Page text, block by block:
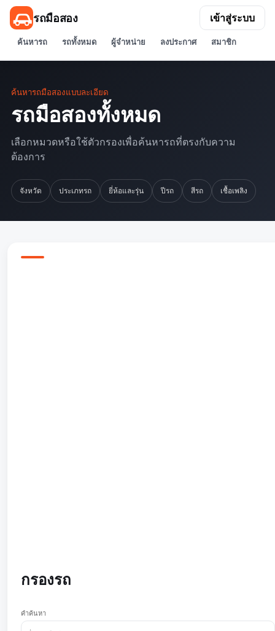
รถมือสอง
ค้นหารถ รถทั้งหมด ผู้จำหน่าย ลงประกาศ สมาชิก
เข้าสู่ระบบ
ค้นหารถมือสองแบบละเอียด
รถมือสองทั้งหมด
เลือกหมวดหรือใช้ตัวกรองเพื่อค้นหารถที่ตรงกับความ
ต้องการ
จังหวัด ประเภทรถ ยี่ห้อและรุ่น ปีรถ สีรถ เชื้อเพลิง
กรองรถ
คำค้นหา